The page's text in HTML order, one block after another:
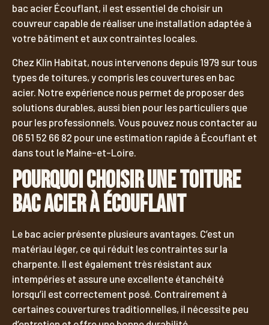
bac acier Écouflant, il est essentiel de choisir un
couvreur capable de réaliser une installation adaptée à
votre bâtiment et aux contraintes locales.
Chez Klin Habitat, nous intervenons depuis 1979 sur tous
types de toitures, y compris les couvertures en bac
acier. Notre expérience nous permet de proposer des
solutions durables, aussi bien pour les particuliers que
pour les professionnels. Vous pouvez nous contacter au
06 51 52 66 82 pour une estimation rapide à Écouflant et
dans tout le Maine-et-Loire.
Pourquoi choisir une toiture
bac acier à Écouflant
Le bac acier présente plusieurs avantages. C’est un
matériau léger, ce qui réduit les contraintes sur la
charpente. Il est également très résistant aux
intempéries et assure une excellente étanchéité
lorsqu’il est correctement posé. Contrairement à
certaines couvertures traditionnelles, il nécessite peu